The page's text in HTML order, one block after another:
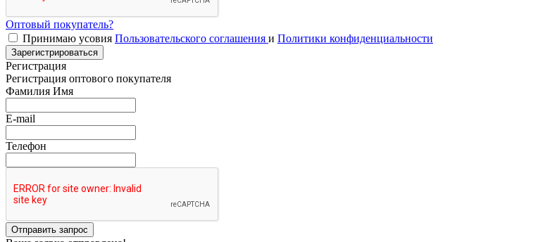
Оптовый покупатель?
Принимаю усовия Пользовательского соглашения и Политики конфиденциальности
Зарегистрироваться
Регистрация
Регистрация оптового покупателя
Фамилия Имя
E-mail
Телефон
Отправить запрос